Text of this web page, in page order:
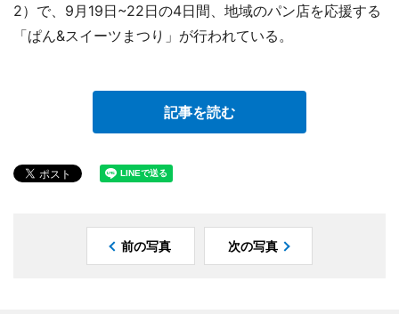
2）で、9月19日~22日の4日間、地域のパン店を応援する
「ぱん&スイーツまつり」が行われている。
記事を読む
前の写真 次の写真